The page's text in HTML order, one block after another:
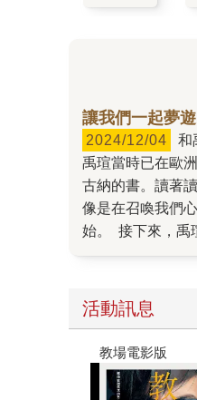
讓我們一起夢
2024/12/04
和禹瑄的緣分是始於諾貝爾文學獎得主古納，這點可能出乎大家意料。但是緣分確實埋在我們每個人看不見的下一個轉角，事情就是這樣開始了……
禹瑄當時已在歐
古納的書。讀著
像是在召喚我們
始。 接下來，禹
啡店，小小的店
口，正是禹瑄。
彿聊了很多很多
煩惱些什麼？三
尋找答案的路上
活動訊息
世界上最透明